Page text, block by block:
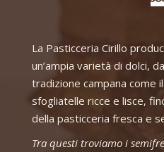
La Pasticceria Cirillo
un’ampia varietà di dolci,
tradizione campana come
sfogliatelle ricce e lisce,
della pasticceria fresca e
Tra questi troviamo i